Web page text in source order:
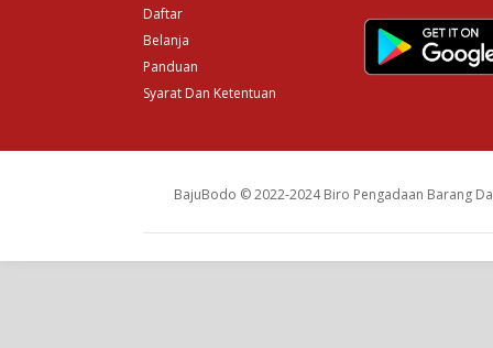
Daftar
Belanja
Panduan
Syarat Dan Ketentuan
BajuBodo © 2022-2024 Biro Pengadaan Barang